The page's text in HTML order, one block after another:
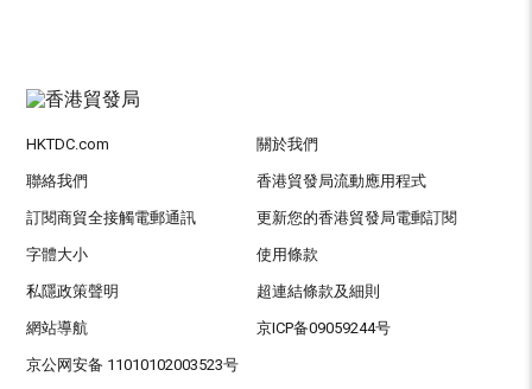
HKTDC.com 關於我們
聯絡我們 香港貿發局流動應用程式
訂閱商貿全接觸電郵通訊 更新您的香港貿發局電郵訂閱
字體大小 使用條款
私隱政策聲明 超連結條款及細則
網站導航 京ICP备09059244号
京公网安备 11010102003523号